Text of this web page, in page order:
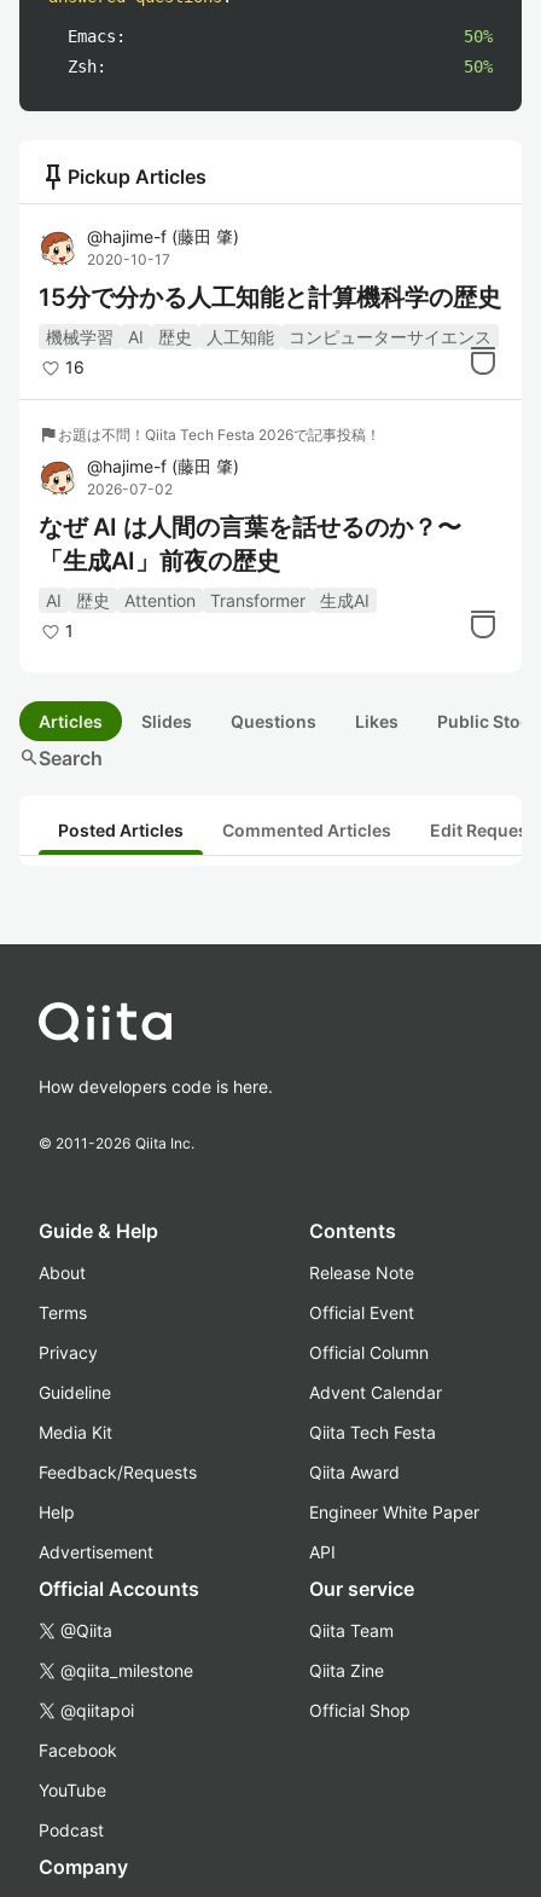
Emacs:
50%
Zsh:
50%
push_pin Pickup Articles
@hajime-f (藤田 肇)
2020-10-17
15分で分かる人工知能と計算機科学の歴史
機械学習 AI 歴史 人工知能
コンピューターサイエンス
16
flag お題は不問！Qiita Tech Festa 2026で記事投稿！
@hajime-f (藤田 肇)
2026-07-02
なぜ AI は人間の言葉を話せるのか？〜
「生成AI」前夜の歴史
AI 歴史 Attention Transformer
生成AI
1
Articles Slides Questions Likes Public
searchSearch
Posted Articles Commented Articles Edit
How developers code is here.
© 2011-2026 Qiita Inc.
Guide & Help
About
Terms
Privacy
Guideline
Media Kit
Feedback/Requests
Help
Advertisement
Contents
Release Note
Official Event
Official Column
Advent Calendar
Qiita Tech Festa
Qiita Award
Engineer White Paper
API
Official Accounts
@Qiita
@qiita_milestone
@qiitapoi
Facebook
YouTube
Podcast
Our service
Qiita Team
Qiita Zine
Official Shop
Company